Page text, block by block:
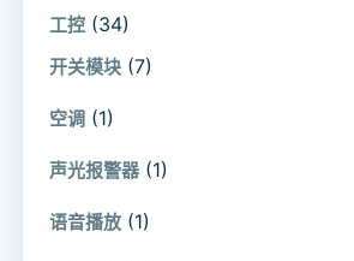
工控 (34)
开关模块 (7)
空调 (1)
声光报警器 (1)
语音播放 (1)